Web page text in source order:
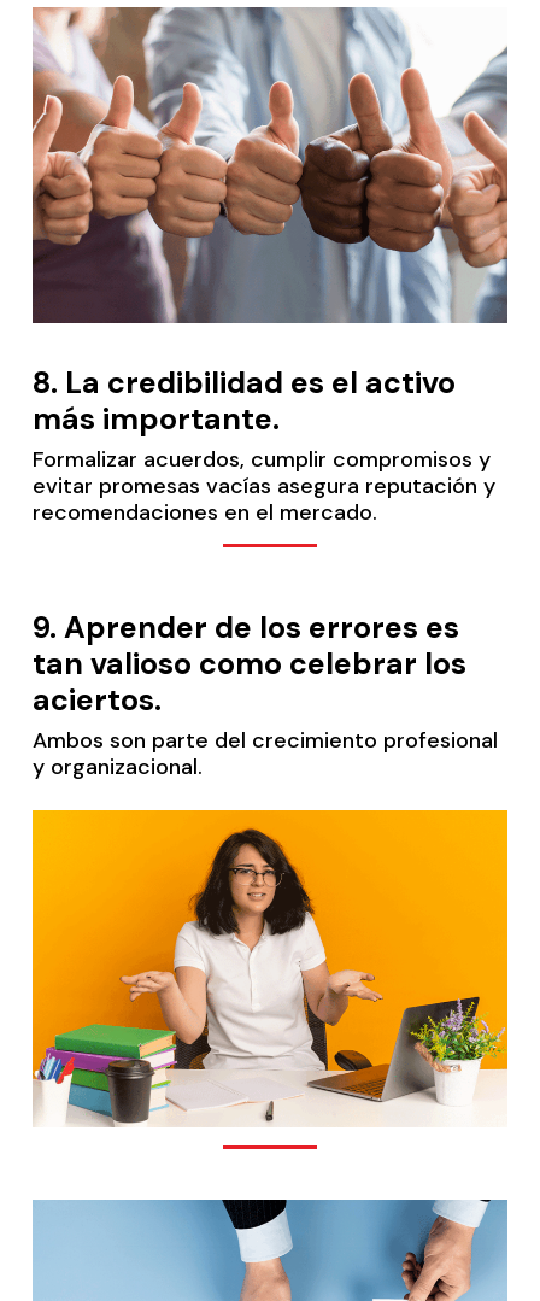
8. La credibilidad es el activo
más importante.
Formalizar acuerdos, cumplir compromisos y
evitar promesas vacías asegura reputación y
recomendaciones en el mercado.
9. Aprender de los errores es
tan valioso como celebrar los
aciertos.
Ambos son parte del crecimiento profesional
y organizacional.